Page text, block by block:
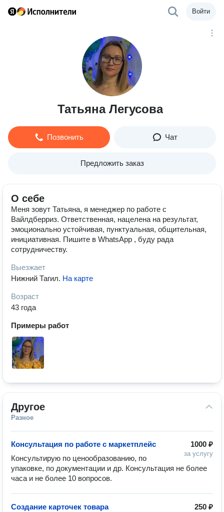
Войти
Татьяна Легусова
Позвонить Чат
Предложить заказ
О себе
Меня зовут Татьяна, я менеджер по работе с
Вайлдберриз. Ответственная, нацелена на результат,
эмоционально устойчивая, пунктуальная, общительная,
инициативная. Пишите в WhatsApp , буду рада
сотрудничеству.
Выезжает
Нижний Тагил. На карте
Возраст
43 года
Примеры работ
Другое
Разное
1000 ₽
за услугу
Консультация по работе с маркетплейс
Консультирую по ценообразованию, по
упаковке, по документации и др. Консультация не более
часа и не более 10 вопросов.
250 ₽
Создание карточек товара